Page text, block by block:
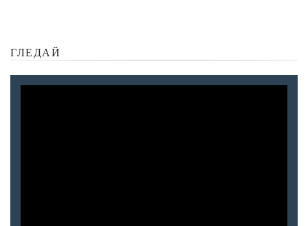
ГЛЕДАЙ